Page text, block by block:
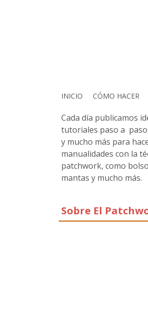
INICIO CÓMO HACER
Cada día publicamos
tutoriales paso a
y mucho más para
manualidades con la
patchwork, como
mantas y mucho más.
Sobre El